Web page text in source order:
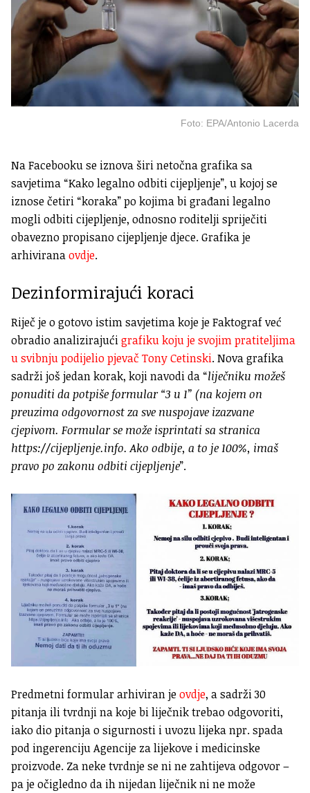
Foto: EPA/Antonio Lacerda
Na Facebooku se iznova širi netočna grafika sa
savjetima “Kako legalno odbiti cijepljenje”, u kojoj se
iznose četiri “koraka” po kojima bi građani legalno
mogli odbiti cijepljenje, odnosno roditelji spriječiti
obavezno propisano cijepljenje djece. Grafika je
arhiviranaovdje.
Dezinformirajući koraci
Riječ je o gotovo istim savjetima koje je Faktograf već
obradio analizirajućigrafiku koju je svojim pratiteljima
u svibnju podijelio pjevač Tony Cetinski. Nova grafika
sadrži još jedan korak, koji navodi da “liječniku možeš
ponuditi da potpiše formular “3 u 1” (na kojem on
preuzima odgovornost za sve nuspojave izazvane
cjepivom. Formular se može isprintati sa stranica
https://cijepljenje.info. Ako odbije, a to je 100%, imaš
pravo po zakonu odbiti cijepljenje”.
Predmetni formular arhiviran jeovdje, a sadrži 30
pitanja ili tvrdnji na koje bi liječnik trebao odgovoriti,
iako dio pitanja o sigurnosti i uvozu lijeka npr. spada
pod ingerenciju Agencije za lijekove i medicinske
proizvode. Za neke tvrdnje se ni ne zahtijeva odgovor –
pa je očigledno da ih nijedan liječnik ni ne može